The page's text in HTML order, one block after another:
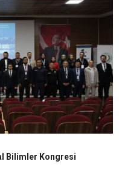
Bilimler Kongresi